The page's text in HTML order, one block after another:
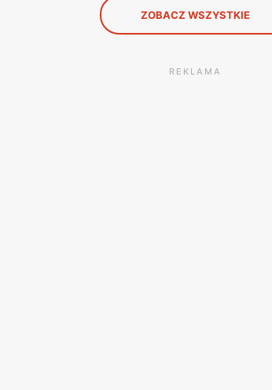
ZOBACZ WSZYSTKIE
REKLAMA